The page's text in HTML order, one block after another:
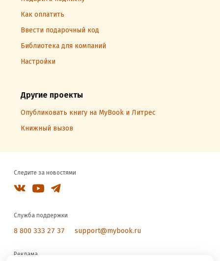
Как оплатить
Ввести подарочный код
Библиотека для компаний
Настройки
Другие проекты
Опубликовать книгу на MyBook и Литрес
Книжный вызов
Следите за новостями
Служба поддержки
8 800 333 27 37 support@mybook.ru
Реклама